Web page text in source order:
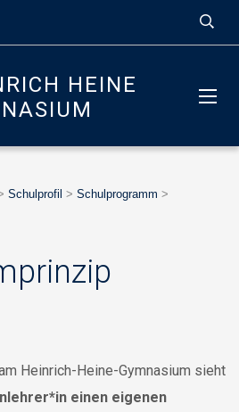
HEINE
Schulprofil > Schulprogramm >
Heinrich-Heine-Gymnasium sieht
einen eigenen